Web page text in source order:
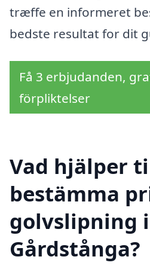
træffe en informeret
bedste resultat for dit
Få 3 erbjudanden,
förpliktelser
Vad hjälper
bestämma
golvslipning i
Gårdstånga?